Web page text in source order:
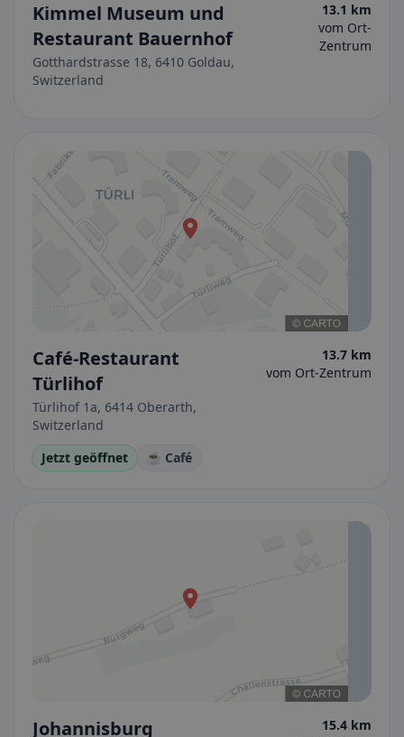
Kimmel Museum und
Restaurant Bauernhof
Gotthardstrasse 18, 6410 Goldau,
Switzerland
13.1 km
vom Ort-
Zentrum
Café-Restaurant
Türlihof
Türlihof 1a, 6414 Oberarth,
Switzerland
13.7 km
vom Ort-Zentrum
Jetzt geöffnet ☕ Café
Johannisburg
15.4 km